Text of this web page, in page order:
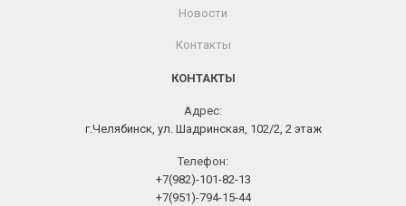
Новости
Контакты
КОНТАКТЫ
Адрес:
г.Челябинск, ул. Шадринская, 102/2, 2 этаж
Телефон:
+7(982)-101-82-13
+7(951)-794-15-44